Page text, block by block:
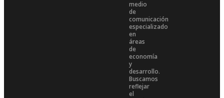
medio
de
comunicación
especializado
en
áreas
de
economía
y
desarrollo.
Buscamos
reflejar
el